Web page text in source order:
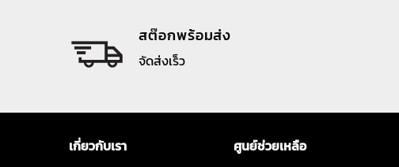
สต๊อกพร้อมส่ง
จัดส่งเร็ว
เกี่ยวกับเรา
ศูนย์ช่วยเหลือ